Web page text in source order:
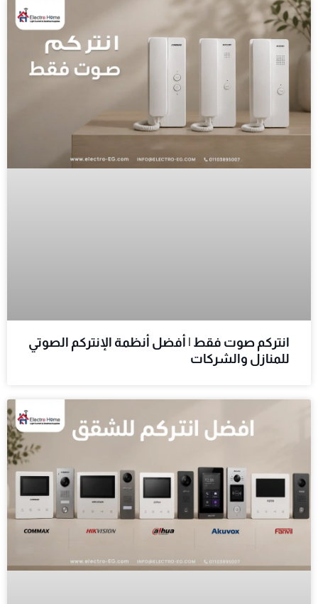
انتركم صوت فقط | أفضل أنظمة الإنتركم الصوتي
للمنازل والشركات